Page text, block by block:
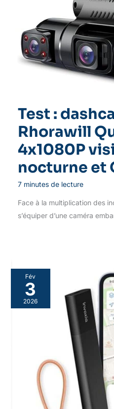
Test :
Rhorawill
4x1080P
nocturne et
7 minutes de lecture
Face à la multiplication des
s’équiper d’une caméra
Fév
3
2026